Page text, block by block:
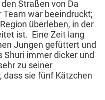
Straßen von Da
Team war beeindruckt;
überleben, in der
ist. Eine Zeit lang
Jungen gefüttert und
Shuri immer dicker und
zu seiner
dass sie fünf Kätzchen